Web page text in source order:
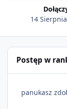
14
Postęp w
panukasz